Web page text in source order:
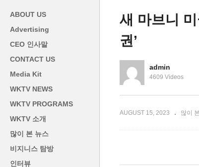
트럼프 네번째 조지아 기소 ‘선
ABOUT US
Advertising
CEO 인사말
CONTACT US
Media Kit
WKTV NEWS
WKTV PROGRAMS
WKTV 소개
많이 본 뉴스
비지니스 탐방
인터뷰
새 마브니
권’
admin
4609 Videos
AUGUST 15, 2023 많이